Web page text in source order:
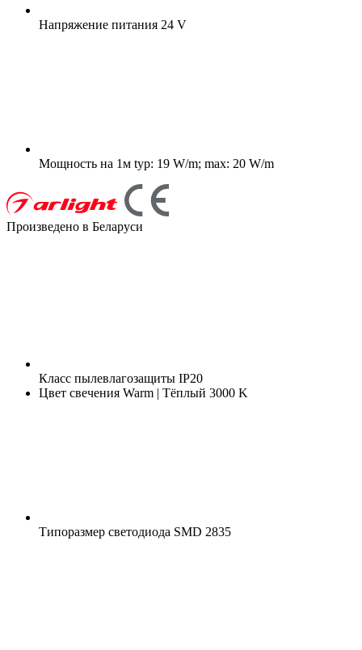
Напряжение питания 24 V
Мощность на 1м typ: 19 W/m; max: 20 W/m
Произведено в Беларуси
Класс пылевлагозащиты IP20
Цвет свечения Warm | Тёплый 3000 K
Типоразмер светодиода SMD 2835